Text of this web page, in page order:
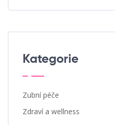
Kategorie
Zubní péče
Zdraví a wellness